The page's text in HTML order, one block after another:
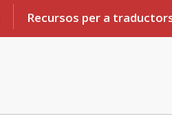
Recursos per a